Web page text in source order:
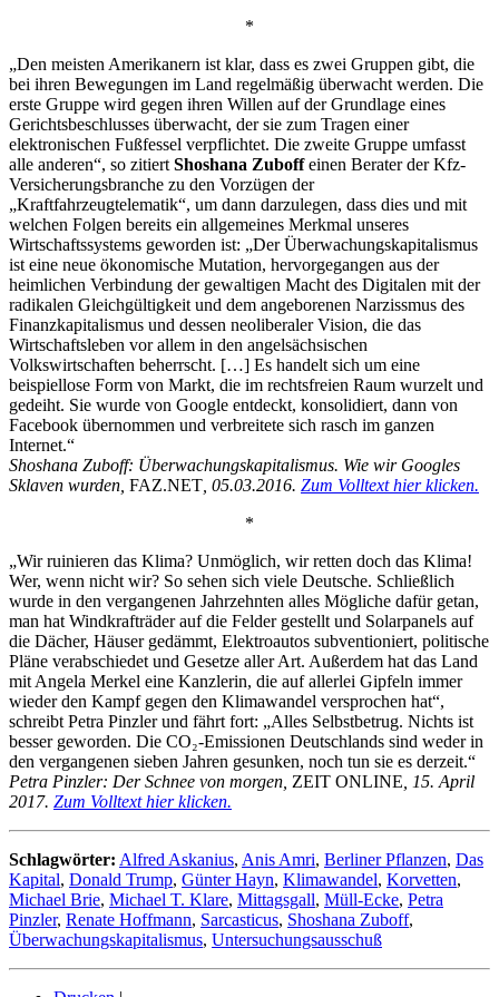
*
„Den meisten Amerikanern ist klar, dass es zwei Gruppen gibt, die
bei ihren Bewegungen im Land regelmäßig überwacht werden. Die
erste Gruppe wird gegen ihren Willen auf der Grundlage eines
Gerichtsbeschlusses überwacht, der sie zum Tragen einer
elektronischen Fußfessel verpflichtet. Die zweite Gruppe umfasst
alle anderen“, so zitiert Shoshana Zuboffeinen Berater der Kfz-
Versicherungsbranche zu den Vorzügen der
„Kraftfahrzeugtelematik“, um dann darzulegen, dass dies und mit
welchen Folgen bereits ein allgemeines Merkmal unseres
Wirtschaftssystems geworden ist: „Der Überwachungskapitalismus
ist eine neue ökonomische Mutation, hervorgegangen aus der
heimlichen Verbindung der gewaltigen Macht des Digitalen mit der
radikalen Gleichgültigkeit und dem angeborenen Narzissmus des
Finanzkapitalismus und dessen neoliberaler Vision, die das
Wirtschaftsleben vor allem in den angelsächsischen
Volkswirtschaften beherrscht. […] Es handelt sich um eine
beispiellose Form von Markt, die im rechtsfreien Raum wurzelt und
gedeiht. Sie wurde von Google entdeckt, konsolidiert, dann von
Facebook übernommen und verbreitete sich rasch im ganzen
Internet.“
Shoshana Zuboff: Überwachungskapitalismus. Wie wir Googles
Sklaven wurden, FAZ.NET , 05.03.2016. Zum Volltext hier klicken.
*
„Wir ruinieren das Klima? Unmöglich, wir retten doch das Klima!
Wer, wenn nicht wir? So sehen sich viele Deutsche. Schließlich
wurde in den vergangenen Jahrzehnten alles Mögliche dafür getan,
man hat Windkrafträder auf die Felder gestellt und Solarpanels auf
die Dächer, Häuser gedämmt, Elektroautos subventioniert, politische
Pläne verabschiedet und Gesetze aller Art. Außerdem hat das Land
mit Angela Merkel eine Kanzlerin, die auf allerlei Gipfeln immer
wieder den Kampf gegen den Klimawandel versprochen hat“,
schreibt Petra Pinzler und fährt fort: „Alles Selbstbetrug. Nichts ist
besser geworden. Die CO₂-Emissionen Deutschlands sind weder in
den vergangenen sieben Jahren gesunken, noch tun sie es derzeit.“
Petra Pinzler: Der Schnee von morgen, ZEIT ONLINE , 15. April
2017. Zum Volltext hier klicken.
Schlagwörter: Alfred Askanius, Anis Amri, Berliner Pflanzen, Das
Kapital, Donald Trump, Günter Hayn, Klimawandel, Korvetten,
Michael Brie, Michael T. Klare, Mittagsgall, Müll-Ecke, Petra
Pinzler, Renate Hoffmann, Sarcasticus, Shoshana Zuboff,
Überwachungskapitalismus, Untersuchungsausschuß